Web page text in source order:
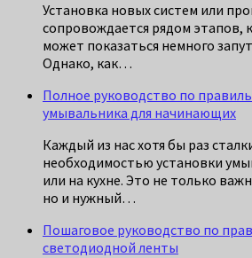
Установка новых систем или
сопровождается рядом этапов,
может показаться немного
Однако, как…
Полное руководство по
умывальника для начинающих
Каждый из нас хотя бы раз
необходимостью установки
или на кухне. Это не только
но и нужный…
Пошаговое руководство по
светодиодной ленты